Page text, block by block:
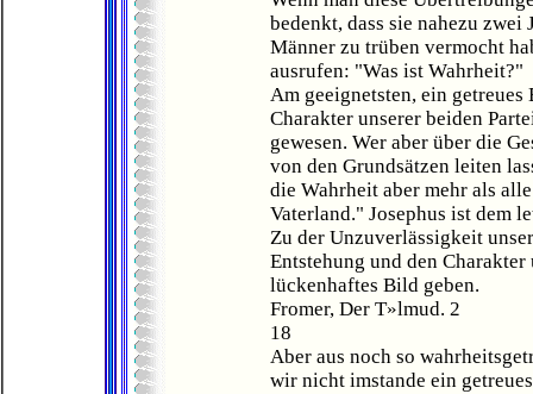
bedenkt, dass sie nahezu
Männer zu trüben vermocht
ausrufen: "Was ist Wahrheit?"
Am geeignetsten, ein
Charakter unserer beiden
gewesen. Wer aber über die
von den Grundsätzen leiten
die Wahrheit aber mehr als
Vaterland." Josephus ist dem
Zu der Unzuverlässigkeit
Entstehung und den
lückenhaftes Bild geben.
Fromer, Der T»lmud. 2
18
Aber aus noch so
wir nicht imstande ein